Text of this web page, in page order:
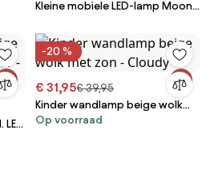
Kleine mobiele LED-lamp Moon
-20 %
€ 31,95€ 39,95
Kinder wandlamp beige wolk
met zon - Cloudy
Op voorraad